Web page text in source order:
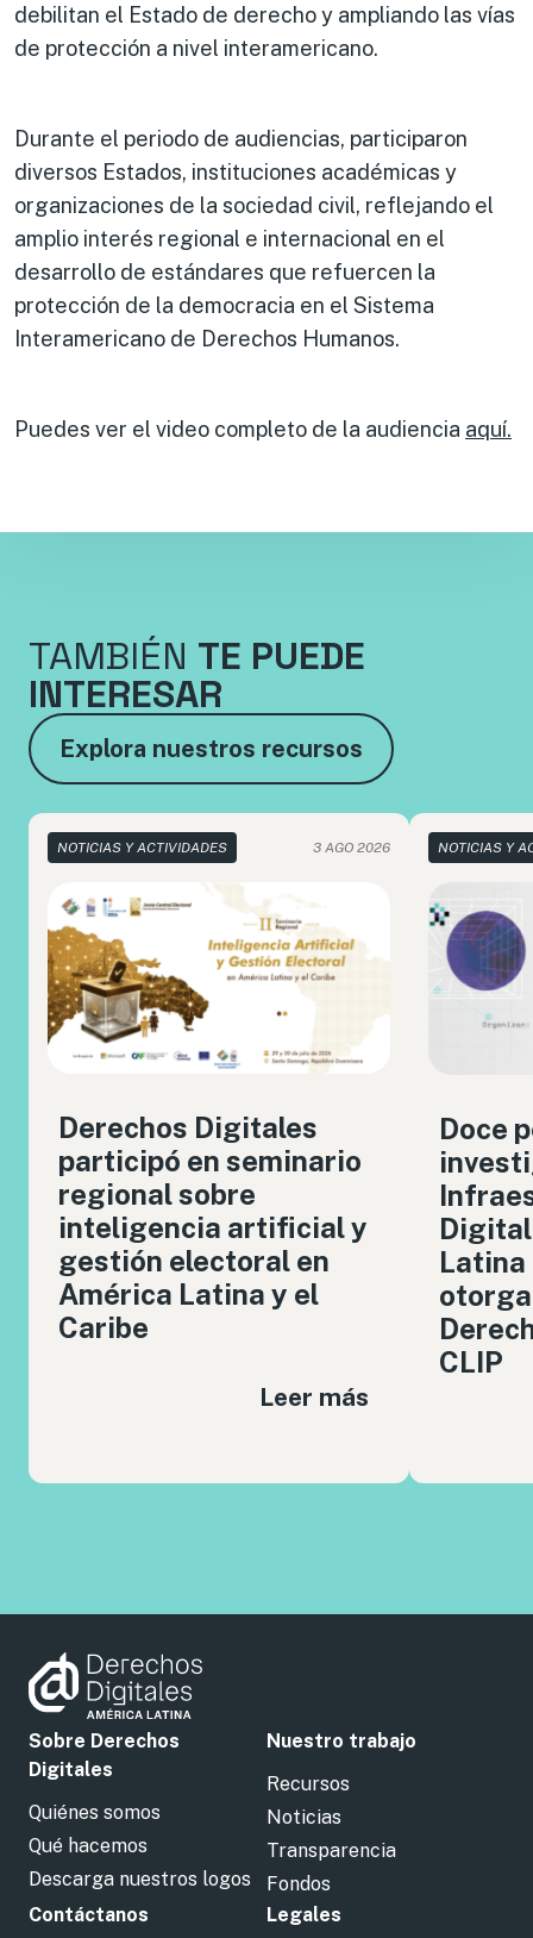
debilitan el Estado de derecho y ampliando las vías
de protección a nivel interamericano.
Durante el periodo de audiencias, participaron
diversos Estados, instituciones académicas y
organizaciones de la sociedad civil, reflejando el
amplio interés regional e internacional en el
desarrollo de estándares que refuercen la
protección de la democracia en el Sistema
Interamericano de Derechos Humanos.
Puedes ver el video completo de la audiencia aquí.
TAMBIÉN TE PUEDE
INTERESAR
Explora nuestros recursos
NOTICIAS Y ACTIVIDADES 3 AGO 2026
Derechos Digitales
participó en seminario
regional sobre
inteligencia artificial y
gestión electoral en
América Latina y el
Caribe
Leer más
NOTICIAS Y
Doce
Latina
CLIP
Sobre Derechos
Digitales
Quiénes somos
Qué hacemos
Descarga nuestros logos
Nuestro trabajo
Recursos
Noticias
Transparencia
Fondos
Contáctanos
Legales